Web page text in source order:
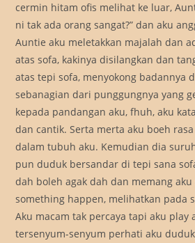
cermin hitam ofis melihat ke luar,
ni tak ada orang sangat?” dan aku
Auntie aku meletakkan majalah dan
atas sofa, kakinya disilangkan dan
atas tepi sofa, menyokong badannya
sebanagian dari punggungnya yang
kepada pandangan aku, fhuh, aku
dan cantik. Serta merta aku boeh
dalam tubuh aku. Kemudian dia
pun duduk bersandar di tepi sana
dah boleh agak dah dan memang
something happen, melihatkan pada
Aku macam tak percaya tapi aku play
tersenyum-senyum perhati aku